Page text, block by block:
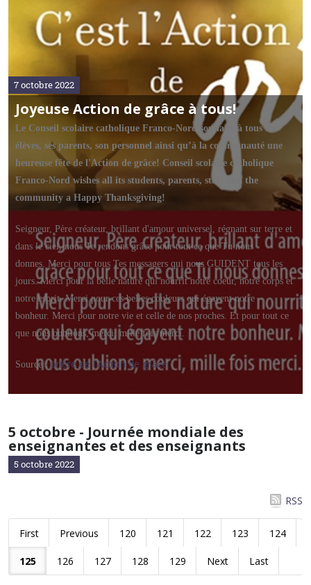
Joyeuse Action de grâce à tous!
7 octobre 2022
Le Conseil scolaire catholique Franco-Nord souhaite à tous ses
élèves, ses parents, son personnel ainsi qu’à la communauté une
heureuse fête de l'Action de grâce! Conseil scolaire catholique
Franco-Nord wishes all its students, parents, staff and the
community a Happy Thanksgiving!
Seigneur, Père créateur, brillant d'amour universel, régnant sur terre et
dans le ciel, nous Te rendons grâce pour tout ce que Tu nous
donnes. Merci pour tous Tes messagers qui nous GUIDENT tous les
jours. Merci pour la belle nature qui nourrit notre coeur, notre corps et
notre esprit. Merci pour ces belles couleurs qui égayent notre
bonheur. Merci pour notre vie et celle de nos proches. Et pour tout ce
que nous oublions, merci, mille fois merci.
Source :prière de l'Action de grâce
5 octobre - Journée mondiale des
enseignantes et des enseignants
5 octobre 2022
RSS
First Previous 120 121 122 123 124
125 126 127 128 129 Next Last